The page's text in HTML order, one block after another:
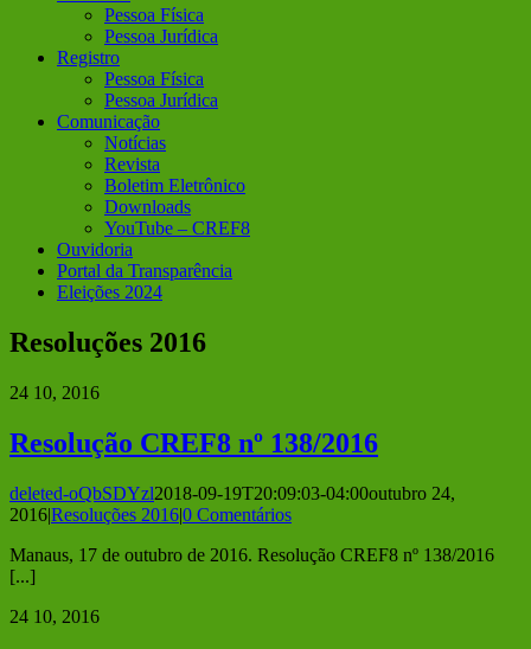
Pessoa Física
Pessoa Jurídica
Registro
Pessoa Física
Pessoa Jurídica
Comunicação
Notícias
Revista
Boletim Eletrônico
Downloads
YouTube – CREF8
Ouvidoria
Portal da Transparência
Eleições 2024
Resoluções 2016
24 10, 2016
Resolução CREF8 nº 138/2016
deleted-oQbSDYzl2018-09-19T20:09:03-04:00outubro 24,
2016|Resoluções 2016|0 Comentários
Manaus, 17 de outubro de 2016. Resolução CREF8 nº 138/2016
[...]
24 10, 2016